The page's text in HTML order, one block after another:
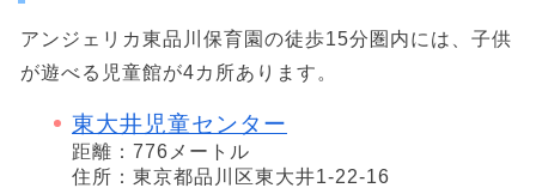
アンジェリカ東品川保育園の徒歩15分圏内には、子供
が遊べる児童館が4カ所あります。
東大井児童センター
距離：776メートル
住所：東京都品川区東大井1-22-16